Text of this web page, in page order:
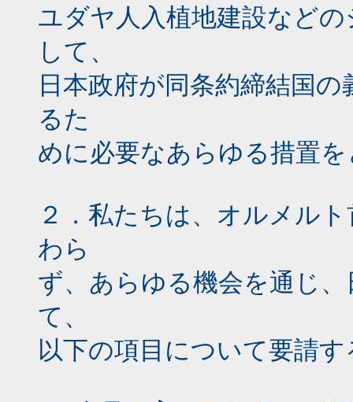
ユダヤ人入植地建設など
して、
日本政府が同条約締結国
るた
めに必要なあらゆる措置
２．私たちは、オルメル
わら
ず、あらゆる機会を通じ
て、
以下の項目について要請